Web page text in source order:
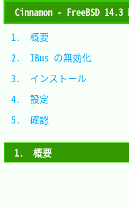
Cinnamon - FreeBSD 14.3
1.　概要